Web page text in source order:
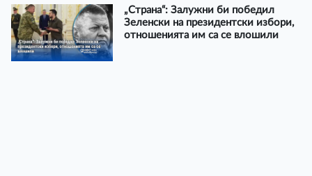
„Страна“: Залужни би победил
Зеленски на президентски избори,
отношенията им са се влошили